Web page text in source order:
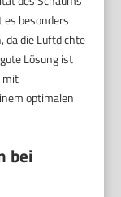
besonders
da die Luftdichte
Lösung ist
mit
optimalen
bei